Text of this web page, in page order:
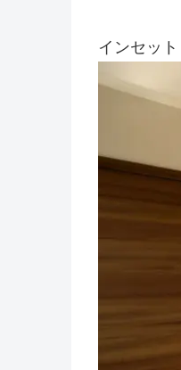
インセッ